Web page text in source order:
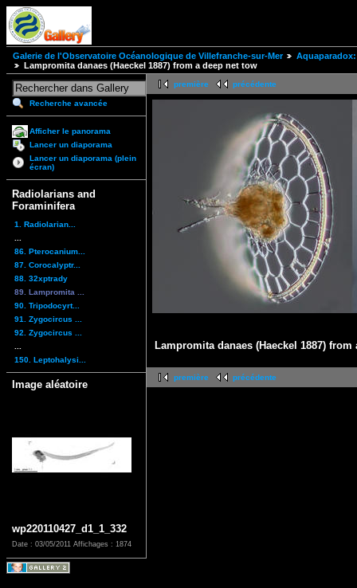
Galerie de l'Observatoire Océanologique de Villefranche-sur-Mer
Lampromita danaes (Haeckel 1887) from a deep net tow
Recherche avancée
Afficher le panorama
Lancer un diaporama
Lancer un diaporama (plein
écran)
Radiolarians and
Foraminifera
1. Radiolarian...
86. Pterocanium...
87. Corocalyptr...
88. 32xptrady
89. Lampromita ...
90. Tripodocyrt...
91. Zygocircus ...
92. Zygocircus ...
150. Leptohalysi...
Image aléatoire
wp220110427_d1_1_332
Date : 03/05/2011 Affichages : 1874
première précédente
Lampromita danaes (Haeckel 1887) from
première précédente